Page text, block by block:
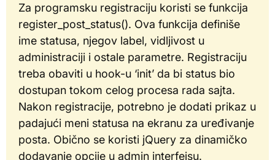
Za programsku registraciju koristi se funkcija
register_post_status(). Ova funkcija definiše
ime statusa, njegov label, vidljivost u
administraciji i ostale parametre. Registraciju
treba obaviti u hook-u ‘init’ da bi status bio
dostupan tokom celog procesa rada sajta.
Nakon registracije, potrebno je dodati prikaz u
padajući meni statusa na ekranu za uređivanje
posta. Obično se koristi jQuery za dinamičko
dodavanje opcije u admin interfejsu.